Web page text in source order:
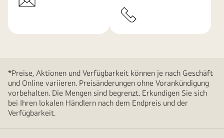
*Preise, Aktionen und Verfügbarkeit können je nach Geschäft
und Online variieren. Preisänderungen ohne Vorankündigung
vorbehalten. Die Mengen sind begrenzt. Erkundigen Sie sich
bei Ihren lokalen Händlern nach dem Endpreis und der
Verfügbarkeit.